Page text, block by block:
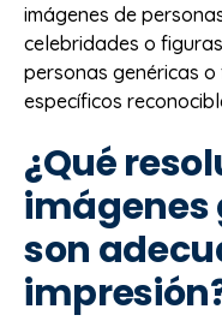
imágenes de
celebridades o
personas genéricas
específicos
¿Qué
imágenes
son